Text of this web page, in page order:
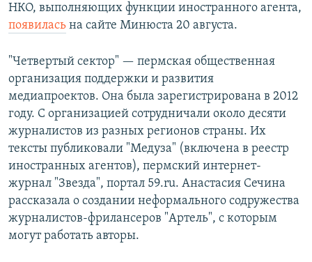
НКО, выполняющих функции иностранного агента,
появилась на сайте Минюста 20 августа.
"Четвертый сектор" — пермская общественная
организация поддержки и развития
медиапроектов. Она была зарегистрирована в 2012
году. С организацией сотрудничали около десяти
журналистов из разных регионов страны. Их
тексты публиковали "Медуза" (включена в реестр
иностранных агентов), пермский интернет-
журнал "Звезда", портал 59.ru. Анастасия Сечина
рассказала о создании неформального содружества
журналистов-фрилансеров "Артель", с которым
могут работать авторы.